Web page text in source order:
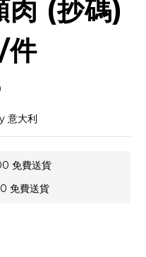
肉 (抄碼)
件
意大利
免費送貨
免費送貨